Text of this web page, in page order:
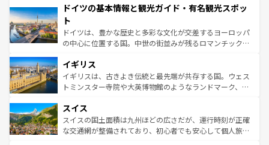
せる。地方によって風土や気候が異なるスペインはその個
ンテンツ一覧 を参照してほしい。
で、幅広い魅力が詰まっている。華麗な宮殿、歴史的な大
聖堂、美しいビーチ、そして豊かな自然が、訪れる者を心
から魅了する。また、フランスは美食の国としても知ら
れ、フランス料理はユネスコ無形文化遺産にも登録されて
香り高いラベンダー畑など、多彩な楽しみ方が可能だ。さ
らに、パリ以外の地域にも魅力が溢れており、どの街角に
も豊かな歴史と文化が息づいている。パリ以外の個性あふ
を参照してほしい。
ドイツの基本情報と観光ガイド・有名観光スポッ
ト
ドイツは、豊かな歴史と多彩な文化が交差するヨーロッパ
の中心に位置する国。中世の街並みが残るロマンチック街
顔を持つこの国は、どこを歩いても飽きることがない。ベ
ルリンの文化的活気、バイエルン州のアルプスの絶景、そ
してライン川沿いのワイン畑といった風景は必見。ビール
は、お酒好きな人にはぜひ体験してほしい。 なお、新着の
ドイツ情報はコンテンツ一覧を参照してほしい。
イギリス
イギリスは、古きよき伝統と最先端が共存する国。ウェス
トミンスター寺院や大英博物館のようなランドマーク、歴
リアごとに異なる魅力がある。また、優雅なアフタヌーン
ティー、ビール好きにはたまらない英国パブ、サッカー観
戦など、本場だからこそできる体験も豊富。イギリスを旅
スイス
スイスの国土面積は九州ほどの広さだが、運行時刻が正確
な交通網が整備されており、初心者でも安心して個人旅行